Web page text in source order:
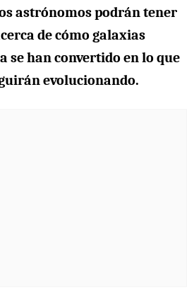
astrónomos podrán tener
de cómo galaxias
se han convertido en lo que
evolucionando.